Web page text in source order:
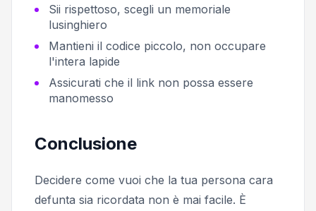
Sii rispettoso, scegli un memoriale
lusinghiero
Mantieni il codice piccolo, non occupare
l'intera lapide
Assicurati che il link non possa essere
manomesso
Conclusione
Decidere come vuoi che la tua persona cara
defunta sia ricordata non è mai facile. È